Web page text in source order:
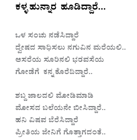
ಕಳ್ಳ ಹುನ್ನಾರ ಹೂಡಿದ್ದಾರೆ…
ಒಳ ಸಂಚು ನಡೆಸಿದ್ದಾರೆ
ದ್ವೇಷದ ಸಾಧಿಸಲು ನಗುವಿನ ಮರೆಯಲಿ..
ಆಸರೆಯ ಸೂರಿನಲಿ ಭರವಸೆಯ
ಗೋಡೆಗೆ ಕನ್ನ ಕೊರೆದಿದ್ದಾರೆ..
ಶಬ್ದ ಜಾಲದಲಿ ಮೋಡಿಮಾಡಿ
ಮೋಸದ ಬಲೆಯನೇ ಬೀಸಿದ್ದಾರೆ..
ಹನಿ ವಿಷವ ಬೆರೆಸಿದ್ದಾರೆ
ಪ್ರೀತಿಯ ಜೇನಿಗೆ ಗೊತ್ತಾಗದಂತೆ..